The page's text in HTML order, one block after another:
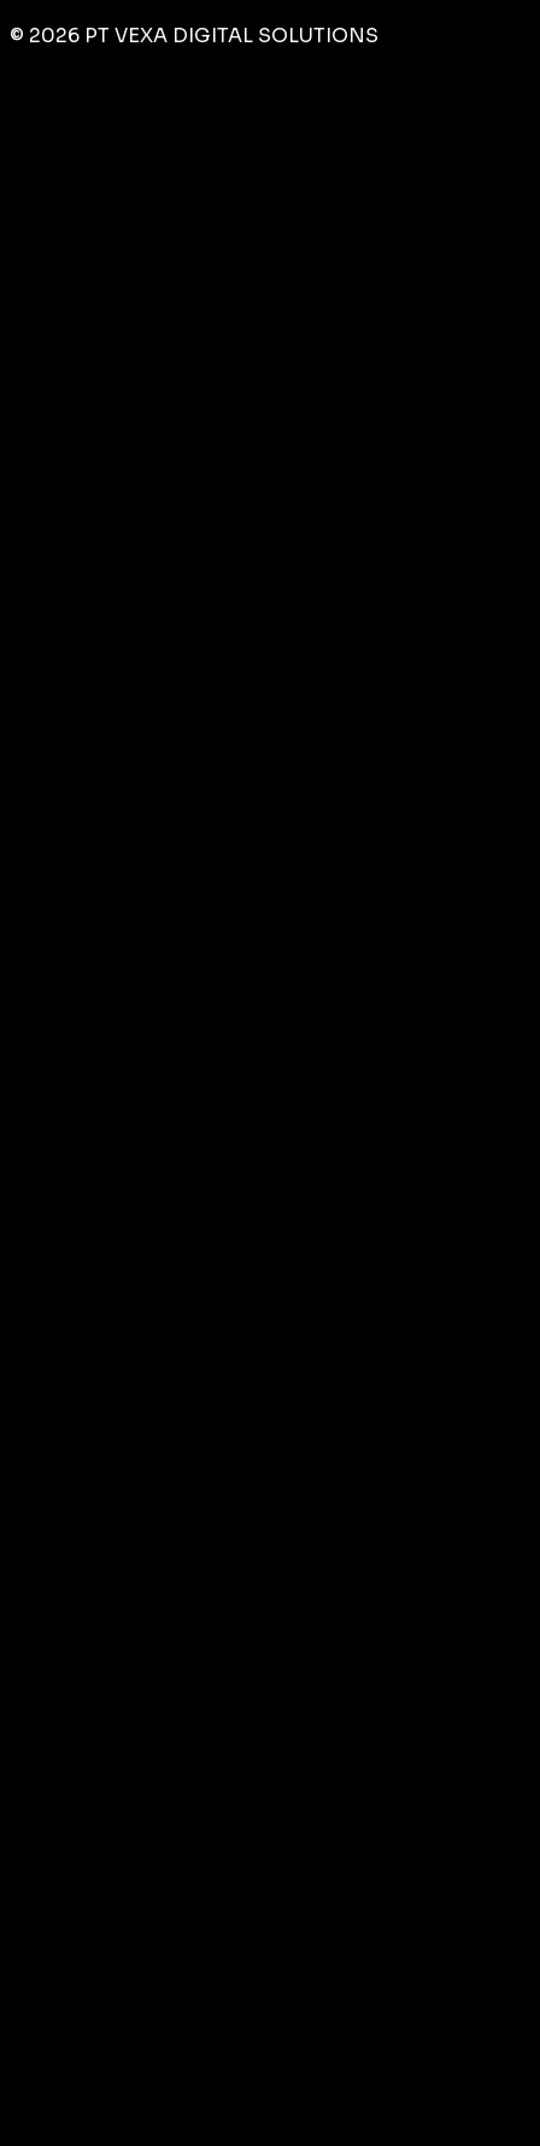
© 2026 PT VEXA DIGITAL SOLUTIONS